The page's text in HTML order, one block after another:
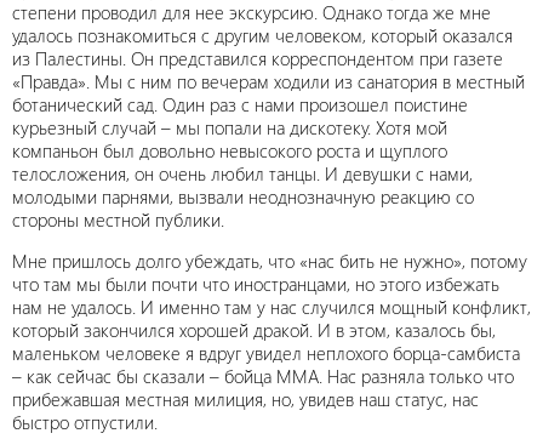
степени проводил для нее экскурсию. Однако тогда же мне
удалось познакомиться с другим человеком, который оказался
из Палестины. Он представился корреспондентом при газете
«Правда». Мы с ним по вечерам ходили из санатория в местный
ботанический сад. Один раз с нами произошел поистине
курьезный случай – мы попали на дискотеку. Хотя мой
компаньон был довольно невысокого роста и щуплого
телосложения, он очень любил танцы. И девушки с нами,
молодыми парнями, вызвали неоднозначную реакцию со
стороны местной публики.
Мне пришлось долго убеждать, что «нас бить не нужно», потому
что там мы были почти что иностранцами, но этого избежать
нам не удалось. И именно там у нас случился мощный конфликт,
который закончился хорошей дракой. И в этом, казалось бы,
маленьком человеке я вдруг увидел неплохого борца-самбиста
– как сейчас бы сказали – бойца MMA. Нас разняла только что
прибежавшая местная милиция, но, увидев наш статус, нас
быстро отпустили.